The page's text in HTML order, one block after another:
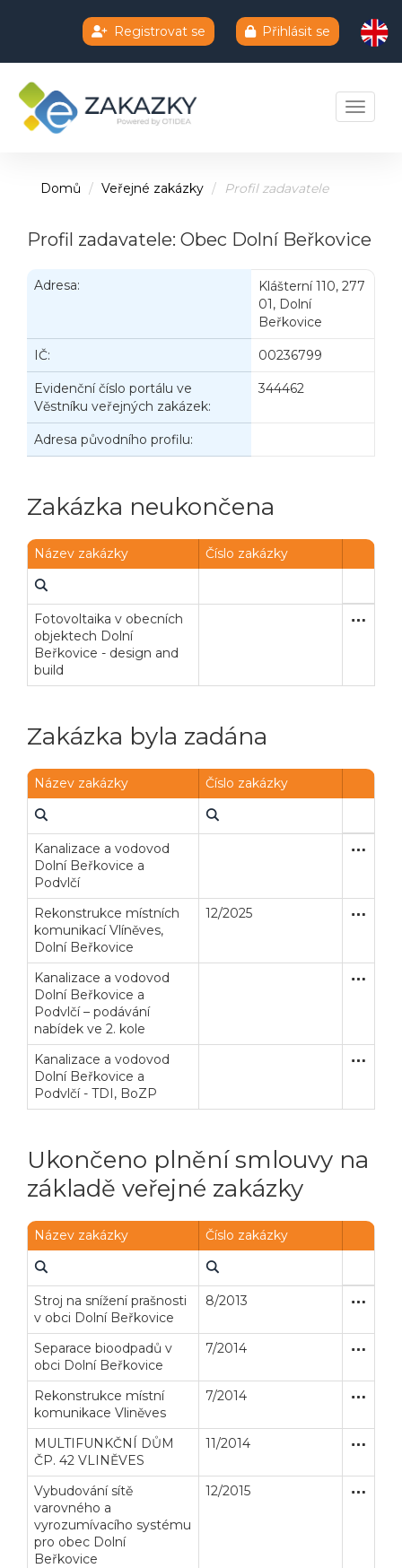
Registrovat se Přihlásit se
Toggle
Domů Veřejné zakázky Profil zadavatele
Profil zadavatele: Obec Dolní Beřkovice
Adresa:
Klášterní 110, 277
01, Dolní
Beřkovice
IČ: 00236799
Evidenční číslo portálu ve
Věstníku veřejných zakázek:
344462
Adresa původního profilu:
Zakázka neukončena
Název zakázky Číslo zakázky
Fotovoltaika v obecních
objektech Dolní
Beřkovice - design and
build
Zakázka byla zadána
Název zakázky Číslo zakázky
Kanalizace a vodovod
Dolní Beřkovice a
Podvlčí
Užší
Rekonstrukce místních
komunikací Vlíněves,
Dolní Beřkovice
12/2025
Kanalizace a vodovod
Dolní Beřkovice a
Podvlčí – podávání
nabídek ve 2. kole
Užší
Kanalizace a vodovod
Dolní Beřkovice a
Podvlčí - TDI, BoZP
Služby
Ukončeno plnění smlouvy na
základě veřejné zakázky
Název zakázky Číslo zakázky
Stroj na snížení prašnosti
v obci Dolní Beřkovice
8/2013
Separace bioodpadů v
obci Dolní Beřkovice
7/2014
Rekonstrukce místní
komunikace Vliněves
7/2014
MULTIFUNKČNÍ DŮM
ČP. 42 VLINĚVES
11/2014
Vybudování sítě
varovného a
vyrozumívacího systému
pro obec Dolní
Beřkovice
12/2015
Chatbot e-zakazky
Veřejné zakázky Zadavatel